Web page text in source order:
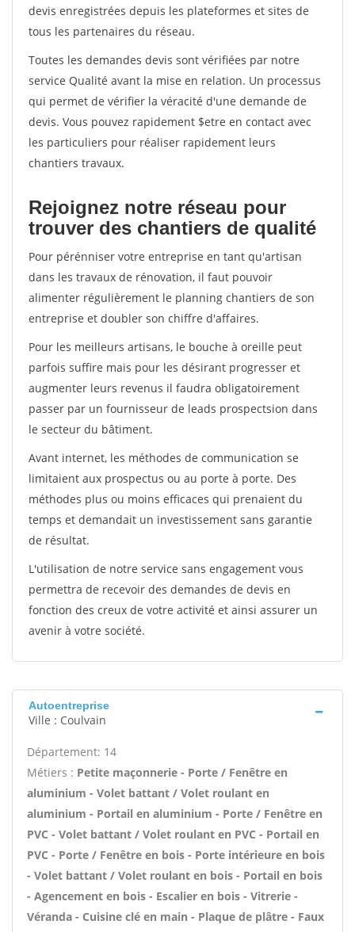
devis enregistrées depuis les plateformes et sites de
tous les partenaires du réseau.
Toutes les demandes devis sont vérifiées par notre
service Qualité avant la mise en relation. Un processus
qui permet de vérifier la véracité d'une demande de
devis. Vous pouvez rapidement $etre en contact avec
les particuliers pour réaliser rapidement leurs
chantiers travaux.
Rejoignez notre réseau pour
trouver des chantiers de qualité
Pour pérénniser votre entreprise en tant qu'artisan
dans les travaux de rénovation, il faut pouvoir
alimenter régulièrement le planning chantiers de son
entreprise et doubler son chiffre d'affaires.
Pour les meilleurs artisans, le bouche à oreille peut
parfois suffire mais pour les désirant progresser et
augmenter leurs revenus il faudra obligatoirement
passer par un fournisseur de leads prospectsion dans
le secteur du bâtiment.
Avant internet, les méthodes de communication se
limitaient aux prospectus ou au porte à porte. Des
méthodes plus ou moins efficaces qui prenaient du
temps et demandait un investissement sans garantie
de résultat.
L'utilisation de notre service sans engagement vous
permettra de recevoir des demandes de devis en
fonction des creux de votre activité et ainsi assurer un
avenir à votre société.
Autoentreprise
Ville : Coulvain
Département: 14
Métiers : Petite maçonnerie - Porte / Fenêtre en
aluminium - Volet battant / Volet roulant en
aluminium - Portail en aluminium - Porte / Fenêtre en
PVC - Volet battant / Volet roulant en PVC - Portail en
PVC - Porte / Fenêtre en bois - Porte intérieure en bois
- Volet battant / Volet roulant en bois - Portail en bois
- Agencement en bois - Escalier en bois - Vitrerie -
Véranda - Cuisine clé en main - Plaque de plâtre - Faux